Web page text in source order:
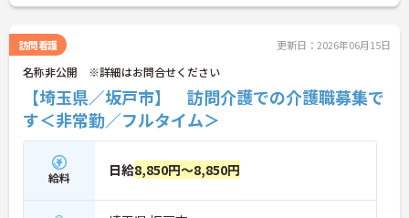
訪問看護 更新日：2026年06月15日
名称非公開 ※詳細はお問合せください
【埼玉県／坂戸市】 訪問介護での介護職募集で
す＜非常勤／フルタイム＞
給料 日給8,850円～8,850円